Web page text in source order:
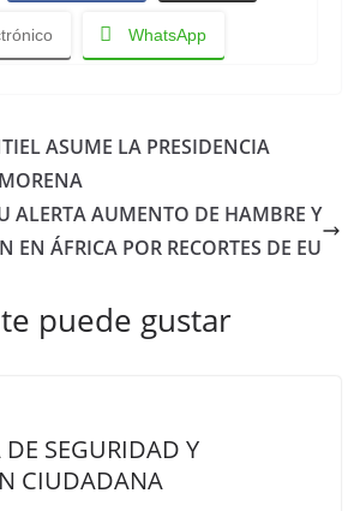
WhatsApp
ASUME LA PRESIDENCIA
ALERTA AUMENTO DE HAMBRE Y
EN ÁFRICA POR RECORTES DE EU
puede gustar
DE SEGURIDAD Y
CIUDADANA